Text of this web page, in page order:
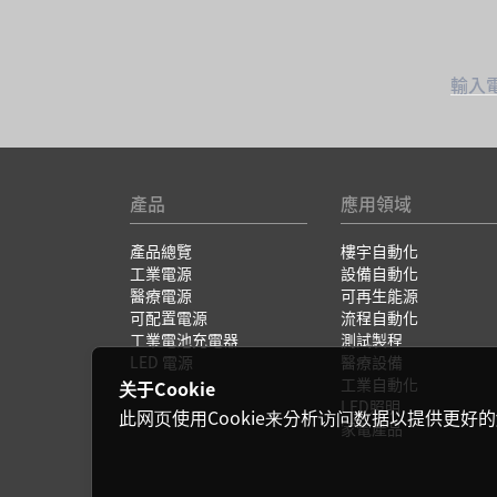
輸入
產品
產品總覽
工業電源
醫療電源
可配置電源
工業電池充電器
LED 電源
應用領域
樓宇自動化
設備自動化
可再生能源
流程自動化
測試製程
醫療設備
工業自動化
LED照明
家電產品
关于Cookie
此网页使用Cookie来分析访问数据以提供更好